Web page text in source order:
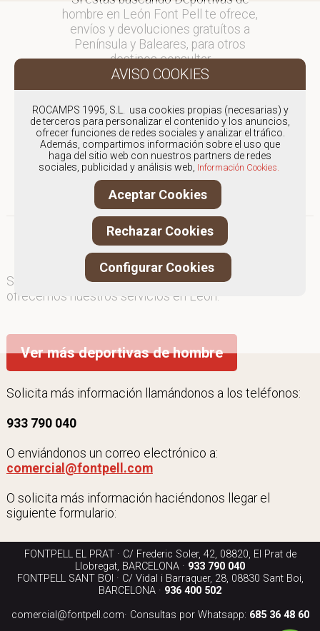
hombre en León Font Pell te ofrece,
envíos y devoluciones gratuítos a
Península y Baleares, para otros
destinos consultar
en comercial@fontpell.com.
Los envíos a León gestionados
entre semana se entregarán en
menos de 48 horas; los pedidos
realizados en fin de semana, el
producto se enviará a partir del
lunes.
Somos especialistas en Deportivas de hombre
ofrecemos nuestros servicios en León.
Ver más deportivas de hombre
Solicita más información llamándonos a los teléfonos:
933 790 040
O enviándonos un correo electrónico a:
comercial@fontpell.com
O solicita más información haciéndonos llegar el
siguiente formulario:
FONTPELL EL PRAT · C/ Frederic Soler, 42, 08820, El Prat de
Llobregat, BARCELONA · 933 790 040
FONTPELL SANT BOI · C/ Vidal i Barraquer, 28, 08830 Sant Boi,
BARCELONA · 936 400 502
comercial@fontpell.com· Consultas por Whatsapp: 685 36 48 60
ROCAMPS 1995, S.L. usa cookies propias (necesarias) y
de terceros para personalizar el contenido y los anuncios,
ofrecer funciones de redes sociales y analizar el tráfico.
Además, compartimos información sobre el uso que
haga del sitio web con nuestros partners de redes
sociales, publicidad y análisis web, Información Cookies.
Aceptar Cookies
Rechazar Cookies
Configurar Cookies